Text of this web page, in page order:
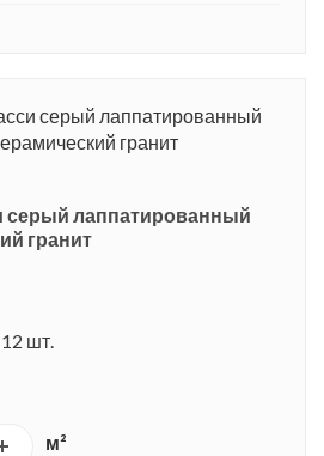
серый лаппатированный
гранит
шт.
м²